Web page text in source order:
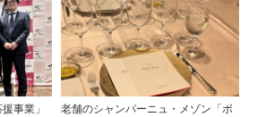
事業」
老舗のシャンパーニュ・メゾン「ボ